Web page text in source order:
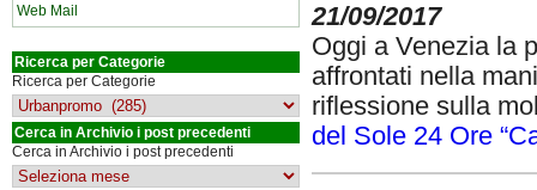
Web Mail
Ricerca per Categorie
Ricerca per Categorie
Cerca in Archivio i post precedenti
Cerca in Archivio i post precedenti
21/09/2017
Oggi a Venezia la
affrontati nella
riflessione sulla
del Sole 24 Ore